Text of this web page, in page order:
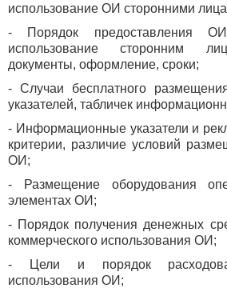
использование ОИ сторонними
- Порядок предоставления
использование сторонним
документы, оформление, сроки;
- Случаи бесплатного
указателей, табличек
- Информационные указатели и
критерии, различие условий
ОИ;
- Размещение оборудования
элементах ОИ;
- Порядок получения денежных
коммерческого использования ОИ;
- Цели и порядок
использования ОИ;